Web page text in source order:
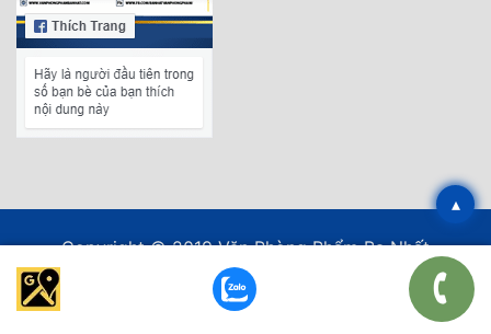
Copyright © 2019 Văn Phòng Phẩm Ba Nhất
Thiết kế web
▴